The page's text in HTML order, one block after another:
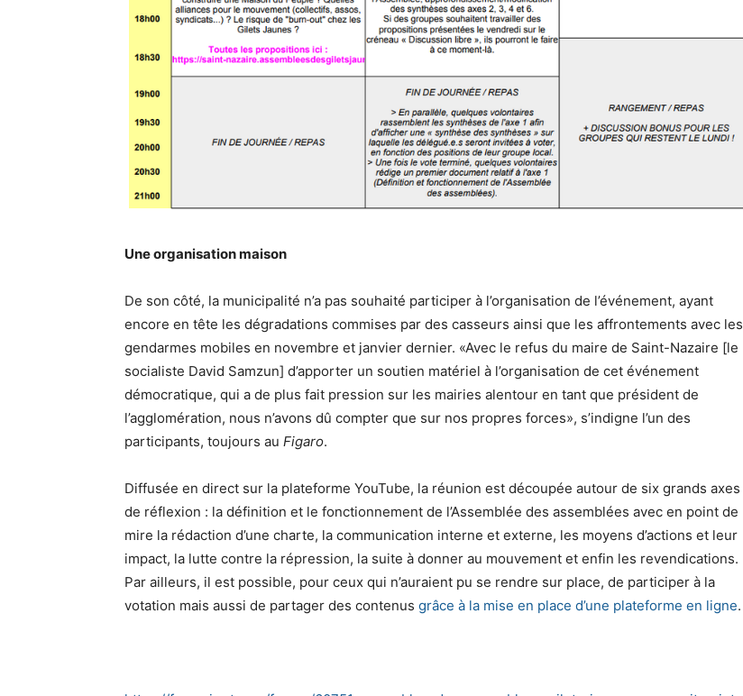
Une organisation maison
De son côté, la municipalité n’a pas souhaité participer à l’organisation de l’événement, ayant
encore en tête les dégradations commises par des casseurs ainsi que les affrontements avec les
gendarmes mobiles en novembre et janvier dernier. «Avec le refus du maire de Saint-Nazaire [le
socialiste David Samzun] d’apporter un soutien matériel à l’organisation de cet événement
démocratique, qui a de plus fait pression sur les mairies alentour en tant que président de
l’agglomération, nous n’avons dû compter que sur nos propres forces», s’indigne l’un des
participants, toujours au Figaro.
Diffusée en direct sur la plateforme YouTube, la réunion est découpée autour de six grands axes
de réflexion : la définition et le fonctionnement de l’Assemblée des assemblées avec en point de
mire la rédaction d’une charte, la communication interne et externe, les moyens d’actions et leur
impact, la lutte contre la répression, la suite à donner au mouvement et enfin les revendications.
Par ailleurs, il est possible, pour ceux qui n’auraient pu se rendre sur place, de participer à la
votation mais aussi de partager des contenus grâce à la mise en place d’une plateforme en ligne.